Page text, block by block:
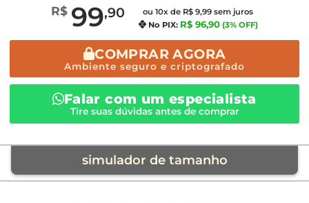
R$ 99,90
ou 10x de R$ 9,99 sem juros
No PIX: R$ 96,90 (3% OFF)
COMPRAR AGORA
Ambiente seguro e criptografado
Falar com um especialista
Tire suas dúvidas antes de comprar
simulador de tamanho